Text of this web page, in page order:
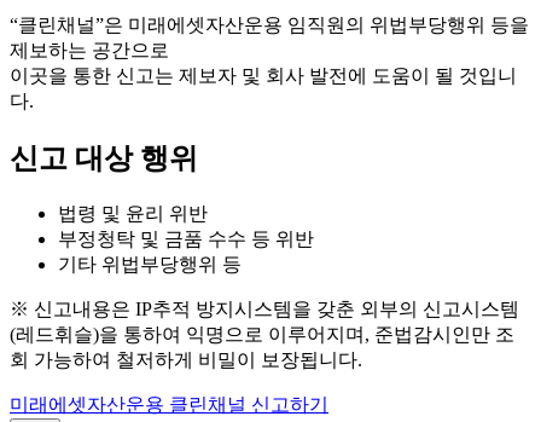
“클린채널”은 미래에셋자산운용 임직원의 위법부당행위 등을
제보하는 공간으로
이곳을 통한 신고는 제보자 및 회사 발전에 도움이 될 것입니
다.
신고 대상 행위
법령 및 윤리 위반
부정청탁 및 금품 수수 등 위반
기타 위법부당행위 등
※ 신고내용은 IP추적 방지시스템을 갖춘 외부의 신고시스템
(레드휘슬)을 통하여 익명으로 이루어지며, 준법감시인만 조
회 가능하여 철저하게 비밀이 보장됩니다.
미래에셋자산운용 클린채널 신고하기